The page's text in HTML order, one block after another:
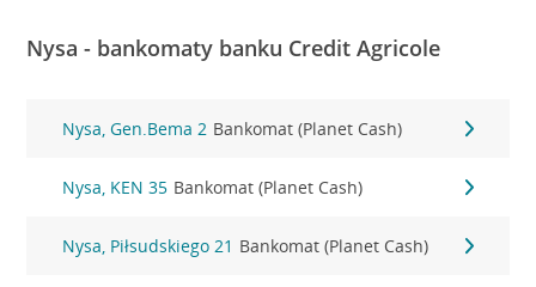
Nysa - bankomaty banku Credit Agricole
Nysa, Gen.Bema 2 Bankomat (Planet Cash)
Nysa, KEN 35 Bankomat (Planet Cash)
Nysa, Piłsudskiego 21 Bankomat (Planet Cash)